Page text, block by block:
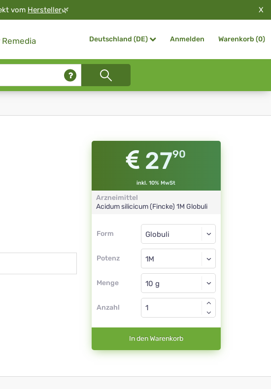
vom Hersteller🌿 X
Remedia Deutschland (DE) Anmelden Warenkorb (0)
2790
inkl. 10% MwSt
Arzneimittel
Acidum silicicum (Fincke) 1M Globuli
Form
Form
Potenz
Globuli
1M
Menge
Globuli
Anzahl
In den Warenkorb